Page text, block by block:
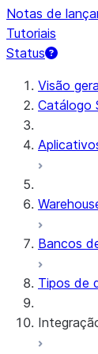
Notas de
Tutoriais
Status
Visão
Catálogo
Bancos
Tipos de